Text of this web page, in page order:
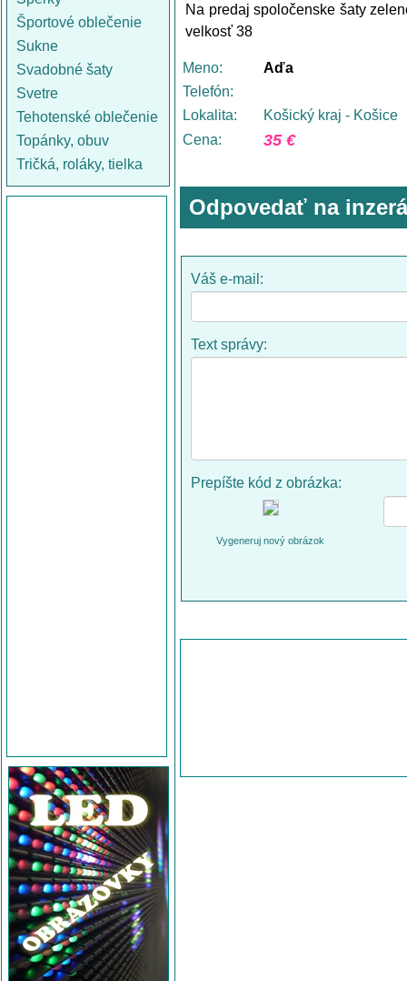
Športové oblečenie
Sukne
Svadobné šaty
Svetre
Tehotenské oblečenie
Topánky, obuv
Tričká, roláky, tielka
Na predaj spoločenske šaty
velkosť 38
Meno:
Aďa
Telefón:
Lokalita:
Košický kraj - Košice
Cena:
35 €
Odpovedať na
Váš e-mail:
Text správy:
Prepíšte kód z obrázka:
Vygeneruj nový obrázok